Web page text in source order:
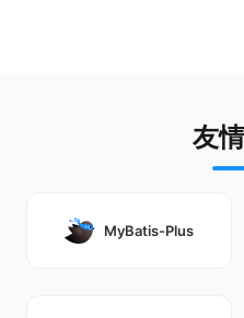
友
MyBatis-Plus